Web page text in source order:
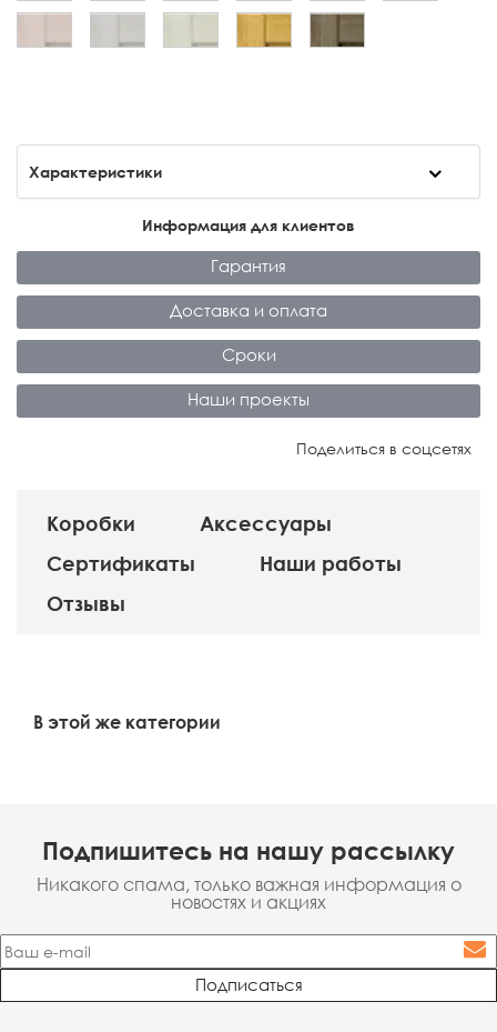
Характеристики
Информация для клиентов
Гарантия
Доставка и оплата
Сроки
Наши проекты
Поделиться в соцсетях
Коробки
Аксессуары
Сертификаты
Наши работы
Отзывы
В этой же категории
Подпишитесь на нашу рассылку
Никакого спама, только важная информация о
новостях и акциях